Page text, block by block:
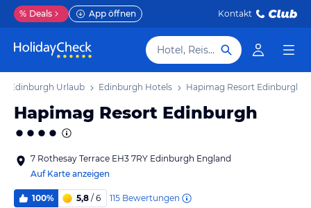
% Deals App öffnen Kontakt
Hotel, Reiseziel
Edinburgh Urlaub Edinburgh Hotels Hapimag Resort Edinburgh
Hapimag Resort Edinburgh
7 Rothesay Terrace EH3 7RY Edinburgh England
Auf Karte anzeigen
100% 5,8 / 6 115 Bewertungen